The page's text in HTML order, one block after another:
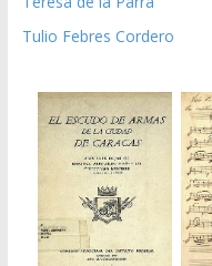
Tulio Febres Cordero